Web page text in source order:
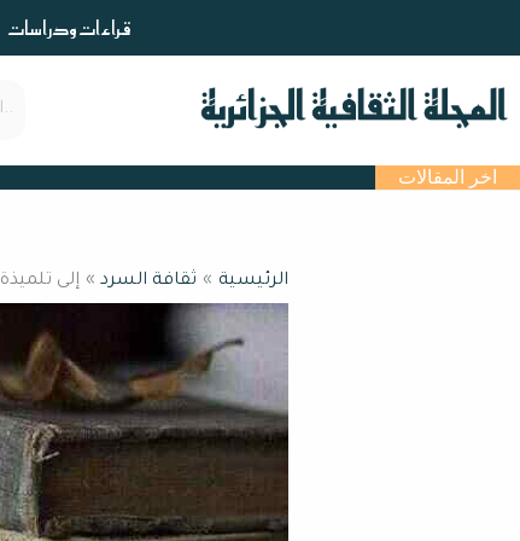
المحتوى
قراءات ودراسات
اخر المقالات
الرئيسية ثقافة السرد إلى تلميذة